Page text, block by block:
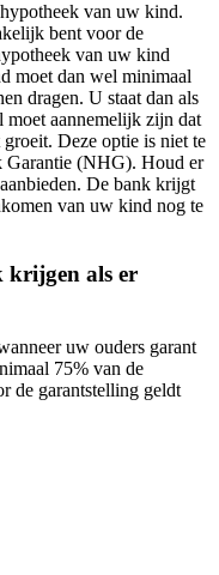
van uw kind.
bent voor de
van uw kind
moet dan wel minimaal
dragen. U staat dan als
moet aannemelijk zijn dat
Deze optie is niet te
Garantie (NHG). Houd er
De bank krijgt
van uw kind nog te
krijgen als er
uw ouders garant
75% van de
de garantstelling geldt